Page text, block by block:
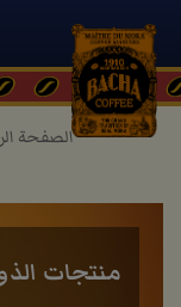
الصفحة
منتجات